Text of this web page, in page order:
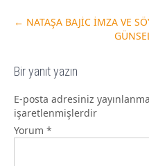
← NATAŞA BAJİC İMZA VE
Bir yanıt yazın
E-posta adresiniz
işaretlenmişlerdir
Yorum *